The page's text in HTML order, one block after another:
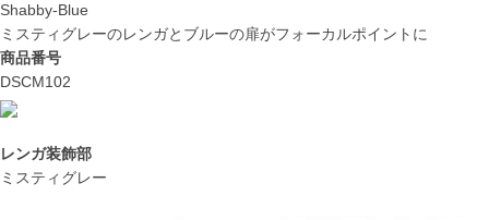
Shabby-Blue
ミスティグレーのレンガとブルーの扉がフォーカルポイントに
商品番号
DSCM102
レンガ装飾部
ミスティグレー